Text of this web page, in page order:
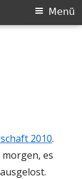
Menü
2010.
es